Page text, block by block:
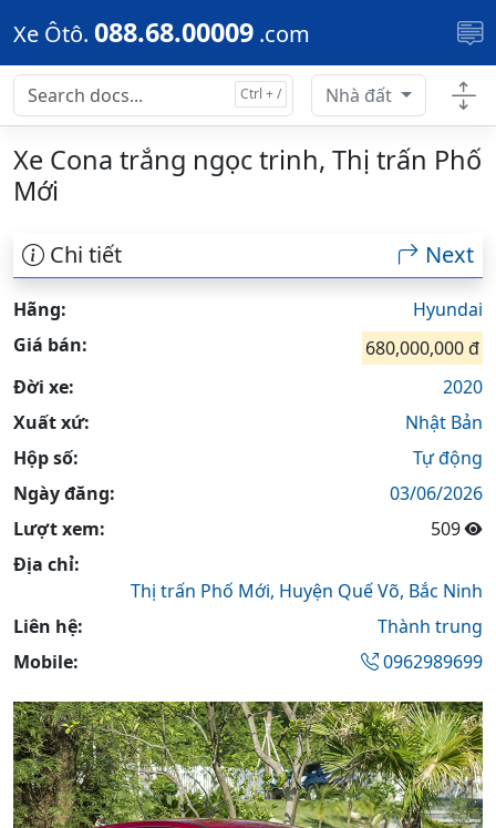
Skip to main content
Xe Ôtô. 088.68.00009 .com
Nhà đất
Xe Cona trắng ngọc trinh, Thị trấn Phố
Mới
Chi tiết Next
Hãng:
Hyundai
Giá bán:
680,000,000 đ
Đời xe:
2020
Xuất xứ:
Nhật Bản
Hộp số:
Tự động
Ngày đăng:
03/06/2026
Lượt xem:
509
Địa chỉ:
Thị trấn Phố Mới, Huyện Quế Võ, Bắc Ninh
Liên hệ:
Thành trung
Mobile:
0962989699